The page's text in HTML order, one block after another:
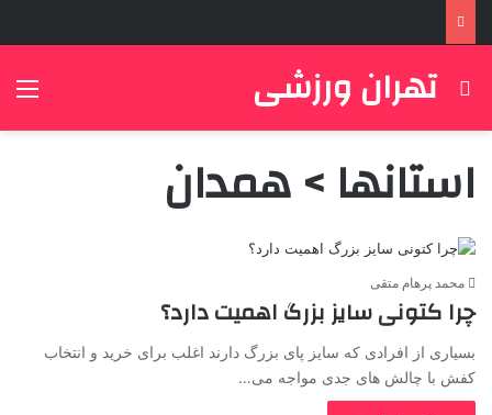
تهران ورزشی
جستجو برای
استانها > همدان
محمد پرهام متقی
چرا کتونی سایز بزرگ اهمیت دارد؟
بسیاری از افرادی که سایز پای بزرگ دارند اغلب برای خرید و انتخاب
کفش با چالش های جدی مواجه می…